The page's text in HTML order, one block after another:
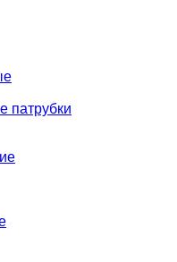
патрубки